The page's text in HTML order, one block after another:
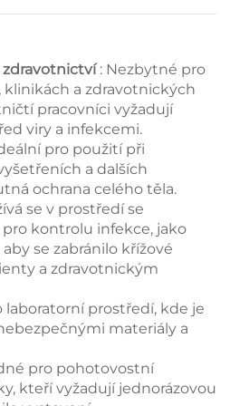
zdravotnictví: Nezbytné pro
a zdravotnických
pracovníci vyžadují
viry a infekcemi.
pro použití při
a dalších
ochrana celého těla.
se v prostředí se
kontrolu infekce, jako
se zabránilo křížové
a zdravotnickým
laboratorní prostředí, kde je
materiály a
pro pohotovostní
kteří vyžadují jednorázovou